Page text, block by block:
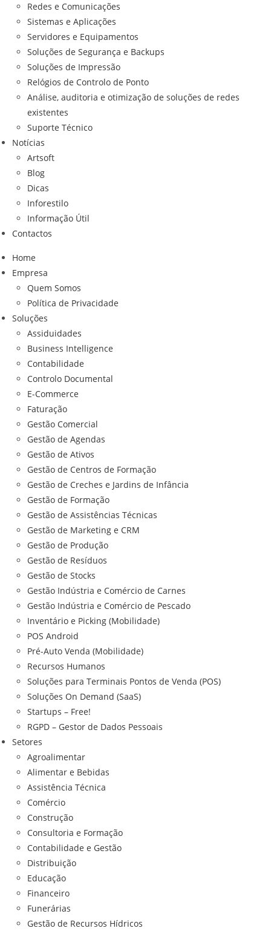
Redes e Comunicações
Sistemas e Aplicações
Servidores e Equipamentos
Soluções de Segurança e Backups
Soluções de Impressão
Relógios de Controlo de Ponto
Análise, auditoria e otimização de soluções de redes
existentes
Suporte Técnico
Notícias
Artsoft
Blog
Dicas
Inforestilo
Informação Útil
Contactos
Home
Empresa
Quem Somos
Política de Privacidade
Soluções
Assiduidades
Business Intelligence
Contabilidade
Controlo Documental
E-Commerce
Faturação
Gestão Comercial
Gestão de Agendas
Gestão de Ativos
Gestão de Centros de Formação
Gestão de Creches e Jardins de Infância
Gestão de Formação
Gestão de Assistências Técnicas
Gestão de Marketing e CRM
Gestão de Produção
Gestão de Resíduos
Gestão de Stocks
Gestão Indústria e Comércio de Carnes
Gestão Indústria e Comércio de Pescado
Inventário e Picking (Mobilidade)
POS Android
Pré-Auto Venda (Mobilidade)
Recursos Humanos
Soluções para Terminais Pontos de Venda (POS)
Soluções On Demand (SaaS)
Startups – Free!
RGPD – Gestor de Dados Pessoais
Setores
Agroalimentar
Alimentar e Bebidas
Assistência Técnica
Comércio
Construção
Consultoria e Formação
Contabilidade e Gestão
Distribuição
Educação
Financeiro
Funerárias
Gestão de Recursos Hídricos